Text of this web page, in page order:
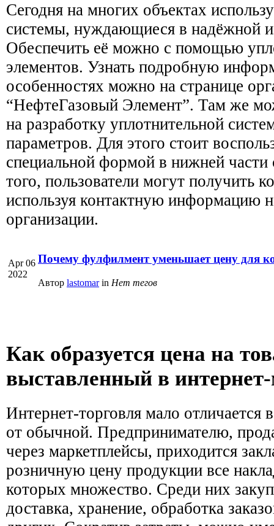
Сегодня на многих объектах
системы, нуждающиеся в надёжной
Обеспечить её можно с помощью
элементов. Узнать подробную
особенностях можно на странице
“НефтеГазовый Элемент”. Там же
на разработку уплотнительной
параметров. Для этого стоит
специальной формой в нижней
того, пользователи могут получить
используя контактную информацию
организации.
Apr 06
2022
Почему фулфилмент уменьшает цену для
Автор lastomarin Нет тегов
Как образуется цена на
выставленный в
Интернет-торговля мало отличается
от обычной. Предпринимателю,
через маркетплейсы, приходится
розничную цену продукции все
которых множество. Среди них
доставка, хранение, обработка